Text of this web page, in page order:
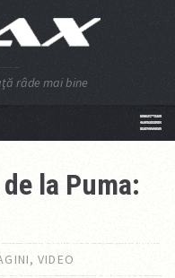
râde mai bine
de la Puma:
,VIDEO